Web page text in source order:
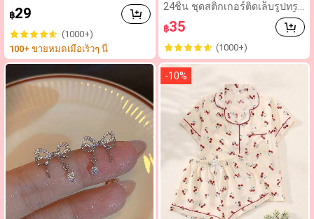
฿29
(1000+)
100+ ขายหมดเมื่อเร็วๆ นี้
24ชิ้น ชุดสติกเกอร์ติดเล็บรูปทรง
โลงศพ, อัปเกรดงานศิลปะบนเล็บ
ของคุณได้ทันที! ลายดอกไม้สีน้ำ
ตาลที่หรูหราและทันสมัย, เล็บปล
อมสีน้ำตาลแดง, เล็บปลอมสีน้ำต
าลแดงสวยงาม, เล็บปลอมสีน้ำตา
ลพลัม, สติกเกอร์ติดเล็บแบบเต็มแ
ผ่นเหมาะสำหรับผู้หญิงและเด็กผู้
หญิง ชุดประกอบด้วยสติกเกอร์ก
าว 1 แผ่นและตะไบเล็บขนาดเล็ก
1 อัน, เจลลี่เจลสีสุ่ม, อุปกรณ์ดูแล
เล็บ. อุปกรณ์ทำเล็บ
฿35
(1000+)
-10%